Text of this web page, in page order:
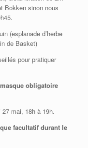
Bokken sinon nous
(esplanade d’herbe
de Basket)
pour pratiquer
masque obligatoire
mai, 18h à 19h.
facultatif durant le